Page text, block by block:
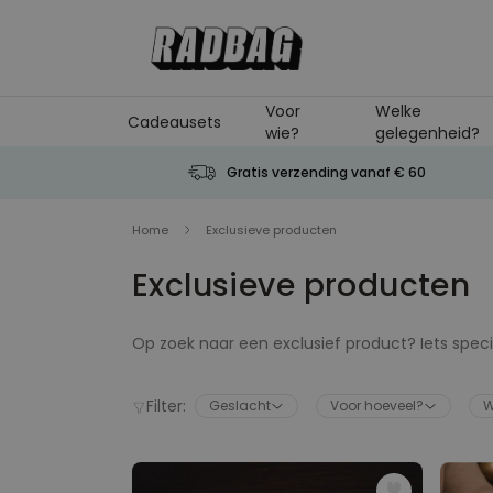
Cadeausets
Voor
wie?
Welke
gelegenheid?
Gratis verzending vanaf € 60
Home Exclusieve producten
Exclusieve producten
Op zoek naar een exclusief product? Iets
Filter:
Geslacht Voor hoeveel?